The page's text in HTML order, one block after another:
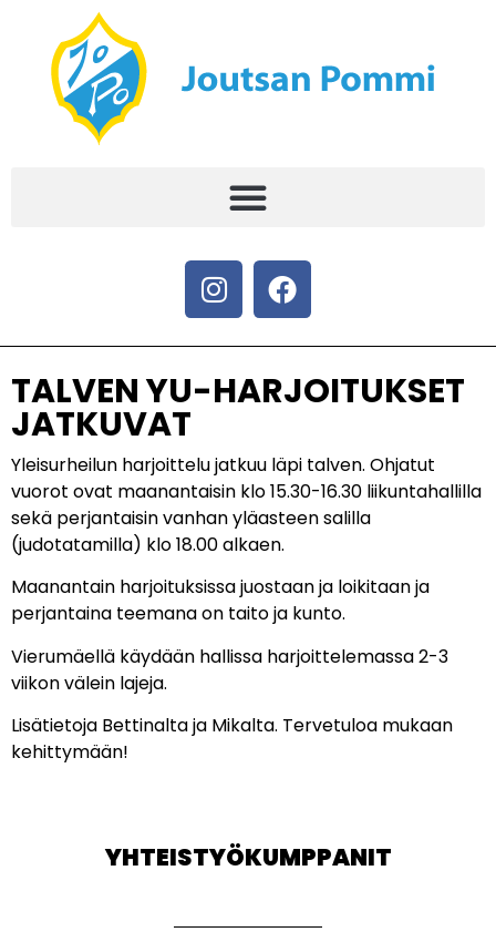
TALVEN YU-HARJOITUKSET
JATKUVAT
Yleisurheilun harjoittelu jatkuu läpi talven. Ohjatut
vuorot ovat maanantaisin klo 15.30-16.30 liikuntahallilla
sekä perjantaisin vanhan yläasteen salilla
(judotatamilla) klo 18.00 alkaen.
Maanantain harjoituksissa juostaan ja loikitaan ja
perjantaina teemana on taito ja kunto.
Vierumäellä käydään hallissa harjoittelemassa 2-3
viikon välein lajeja.
Lisätietoja Bettinalta ja Mikalta. Tervetuloa mukaan
kehittymään!
YHTEISTYÖKUMPPANIT